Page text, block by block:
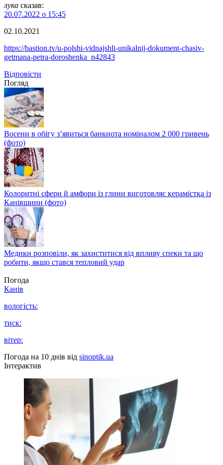
лука сказав:
20.07.2022 о 15:45
02.10.2021
https://bastion.tv/u-polshi-vidnajshli-unikalnij-dokument-chasiv-
getmana-petra-doroshenka_n42843
Відповіcти
Погляд
Восени в обігу з’явиться банкнота номіналом 2 000 гривень
(фото)
Колоритні сфери й амфори із глини виготовляє керамістка із
Канівщини (фото)
Медики розповіли, як захиститися від впливу спеки та що
робити, якщо стався тепловий удар
Погода
Канів
вологість:
тиск:
вітер:
Погода на 10 днів від sinoptik.ua
Інтерактив